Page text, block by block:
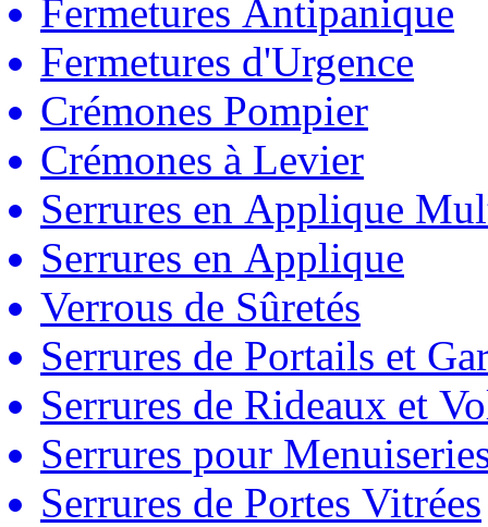
Fermetures Antipanique
Fermetures d'Urgence
Crémones Pompier
Crémones à Levier
Serrures en Applique
Serrures en Applique
Verrous de Sûretés
Serrures de Portails et
Serrures de Rideaux et
Serrures pour
Serrures de Portes Vitrées